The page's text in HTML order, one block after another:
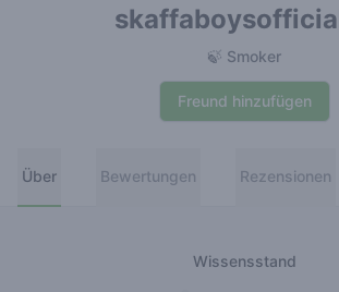
🍃 Smoker
Freund hinzufügen
Über Bewertungen Rezensionen
Wissensstand